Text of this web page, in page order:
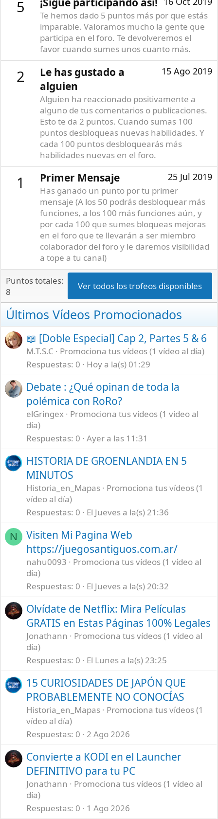
5
Te hemos dado 5 puntos más por que estás
imparable. Valoramos mucho la gente que
participa en el foro. Te devolveremos el
favor cuando sumes unos cuanto más.
2 15 Ago 2019
Le has gustado a
alguien
Alguien ha reaccionado positivamente a
alguno de tus comentarios o publicaciones.
Esto te da 2 puntos. Cuando sumas 100
puntos desbloqueas nuevas habilidades. Y
cada 100 puntos desbloquearás más
habilidades nuevas en el foro.
1 25 Jul 2019
Primer Mensaje
Has ganado un punto por tu primer
mensaje (A los 50 podrás desbloquear más
funciones, a los 100 más funciones aún, y
por cada 100 que sumes bloqueas mejoras
en el foro que te llevarán a ser miembro
colaborador del foro y le daremos visibilidad
a tope a tu canal)
Puntos totales:
8
Ver todos los trofeos disponibles
Últimos Vídeos Promocionados
📖 [Doble Especial] Cap 2, Partes 5 & 6
M.T.S.C
Promociona tus vídeos (1 vídeo al día)
Respuestas 0 Hoy a la(s) 01:29
Debate : ¿Qué opinan de toda la
polémica con RoRo?
elGringex
Promociona tus vídeos (1 vídeo al
día)
Respuestas 0 Ayer a las 11:31
HISTORIA DE GROENLANDIA EN 5
MINUTOS
Historia_en_Mapas
Promociona tus vídeos (1
vídeo al día)
Respuestas 0 El Jueves a la(s) 21:36
N
Visiten Mi Pagina Web
https://juegosantiguos.com.ar/
nahu0093
Promociona tus vídeos (1 vídeo al
día)
Respuestas 0 El Jueves a la(s) 20:32
Olvídate de Netflix: Mira Películas
GRATIS en Estas Páginas 100% Legales
Jonathann
Promociona tus vídeos (1 vídeo al
día)
Respuestas 0 El Lunes a la(s) 23:25
15 CURIOSIDADES DE JAPÓN QUE
PROBABLEMENTE NO CONOCÍAS
Historia_en_Mapas
Promociona tus vídeos (1
vídeo al día)
Respuestas 0 2 Ago 2026
Convierte a KODI en el Launcher
DEFINITIVO para tu PC
Jonathann
Promociona tus vídeos (1 vídeo al
día)
Respuestas 0 1 Ago 2026